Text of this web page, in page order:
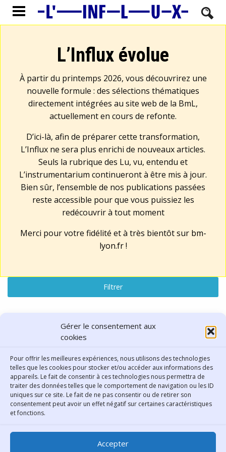
Gérer le consentement aux
cookies
Pour offrir les meilleures expériences, nous utilisons des technologies
telles que les cookies pour stocker et/ou accéder aux informations des
appareils. Le fait de consentir à ces technologies nous permettra de
traiter des données telles que le comportement de navigation ou les ID
uniques sur ce site. Le fait de ne pas consentir ou de retirer son
consentement peut avoir un effet négatif sur certaines caractéristiques
et fonctions.
Accepter
L’Influx évolue
À partir du printemps 2026, vous découvrirez une
nouvelle formule : des sélections thématiques
directement intégrées au site web de la BmL,
actuellement en cours de refonte.
D’ici-là, afin de préparer cette transformation,
L’Influx ne sera plus enrichi de nouveaux articles.
Seuls la rubrique des Lu, vu, entendu et
L’instrumentarium continueront à être mis à jour.
Bien sûr, l’ensemble de nos publications passées
reste accessible pour que vous puissiez les
redécouvrir à tout moment
Merci pour votre fidélité et à très bientôt sur bm-
lyon.fr!
Filtrer
Lu, vu, entendu
résultats : "Sport et loisirs"
Réinitialiser la recherche
Bibliothèque municipale de